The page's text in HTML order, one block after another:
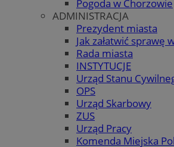
Pogoda w Chorzowie
ADMINISTRACJA
Prezydent miasta
Jak załatwić sprawę
Rada miasta
INSTYTUCJE
Urząd Stanu
OPS
Urząd Skarbowy
ZUS
Urząd Pracy
Komenda Miejska